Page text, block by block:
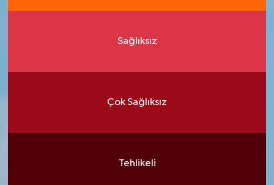
Sağlıksız
Çok Sağlıksız
Tehlikeli